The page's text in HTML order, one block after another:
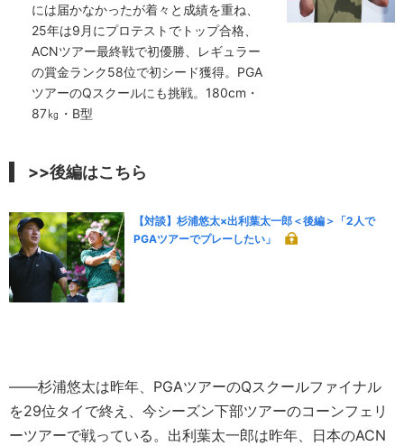
には届かなかったが着々と成績を重ね、
25年は9月にプロテストでトップ合格、
ACNツアー最終戦で初優勝、レギュラー
の賞金ランク58位で初シード獲得。PGA
ツアーのQスクールにも挑戦。180cm・
87㎏・B型
>>後編はこちら
【対談】杉浦悠太×出利葉太一郎＜後編＞「2人で
PGAツアーでプレーしたい」
――杉浦悠太は昨年、PGAツアーのQスクールファイナル
を29位タイで終え、今シーズン下部ツアーのコーンフェリ
ーツアーで戦っている。出利葉太一郎は昨年、日本のACN